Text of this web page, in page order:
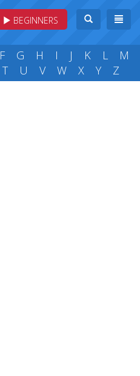
BEGINNERS
F G H I J K L
M
T U V W X Y Z